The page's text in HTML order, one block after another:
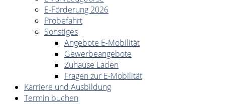
E-Förderung 2026
Probefahrt
Sonstiges
Angebote E-Mobilität
Gewerbeangebote
Zuhause Laden
Fragen zur E-Mobilität
Karriere und Ausbildung
Termin buchen